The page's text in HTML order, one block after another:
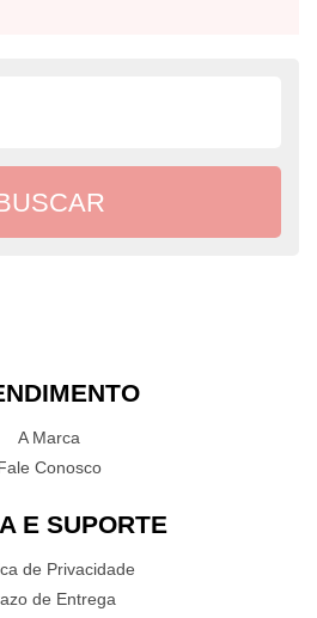
A Marca
Conosco
E SUPORTE
de Privacidade
de Entrega